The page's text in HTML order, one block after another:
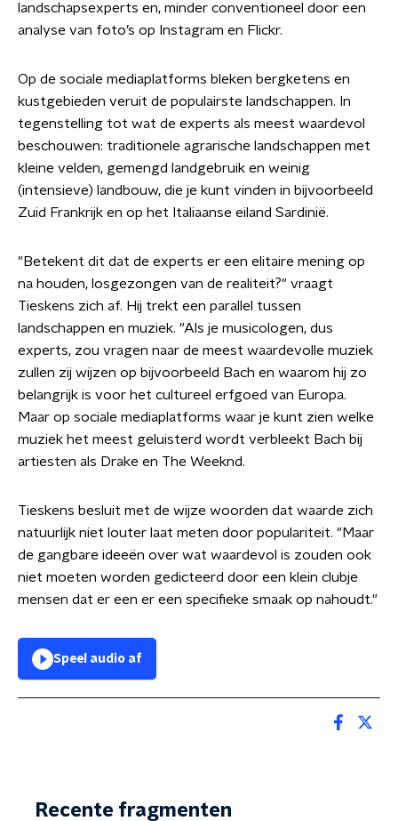
landschapsexperts en, minder conventioneel door een
analyse van foto’s op Instagram en Flickr.
Op de sociale mediaplatforms bleken bergketens en
kustgebieden veruit de populairste landschappen. In
tegenstelling tot wat de experts als meest waardevol
beschouwen: traditionele agrarische landschappen met
kleine velden, gemengd landgebruik en weinig
(intensieve) landbouw, die je kunt vinden in bijvoorbeeld
Zuid Frankrijk en op het Italiaanse eiland Sardinië.
"Betekent dit dat de experts er een elitaire mening op
na houden, losgezongen van de realiteit?" vraagt
Tieskens zich af. Hij trekt een parallel tussen
landschappen en muziek. "Als je musicologen, dus
experts, zou vragen naar de meest waardevolle muziek
zullen zij wijzen op bijvoorbeeld Bach en waarom hij zo
belangrijk is voor het cultureel erfgoed van Europa.
Maar op sociale mediaplatforms waar je kunt zien welke
muziek het meest geluisterd wordt verbleekt Bach bij
artiesten als Drake en The Weeknd.
Tieskens besluit met de wijze woorden dat waarde zich
natuurlijk niet louter laat meten door populariteit. "Maar
de gangbare ideeën over wat waardevol is zouden ook
niet moeten worden gedicteerd door een klein clubje
mensen dat er een er een specifieke smaak op nahoudt."
Speel audio af
Recente fragmenten